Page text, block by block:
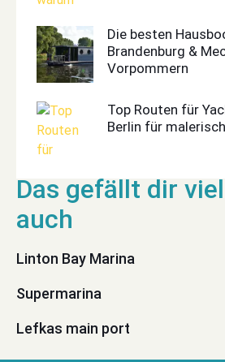
Die besten
Brandenburg &
Vorpommern
Top Routen für
Berlin für
Linton Bay Marina
Supermarina
Lefkas main port